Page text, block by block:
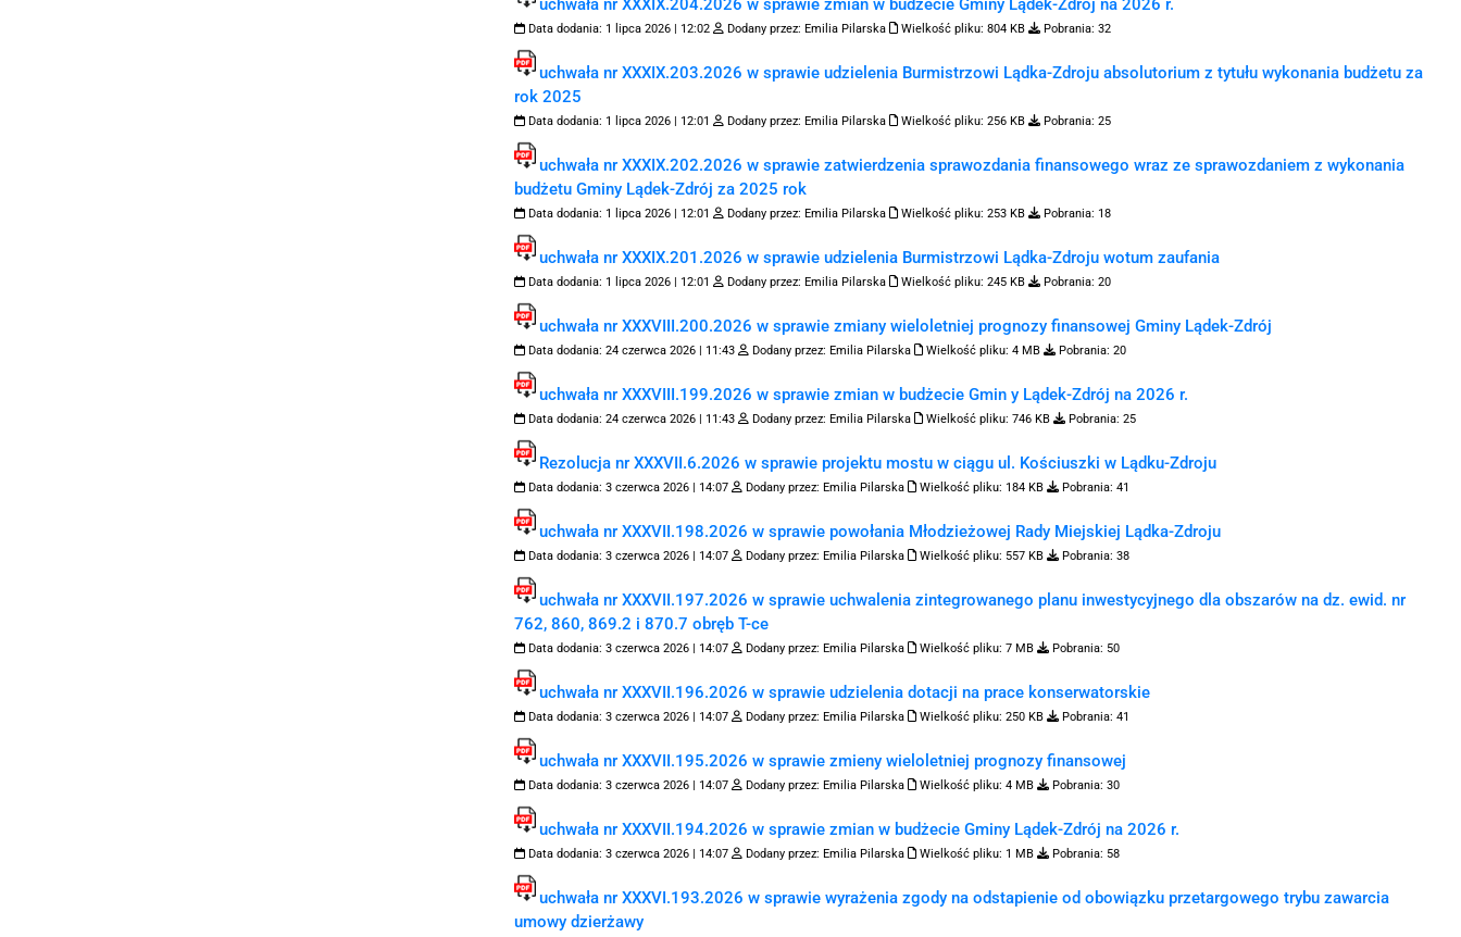
uchwała nr XXXIX.204.2026 w sprawie zmian w budżecie Gminy Lądek-Zdrój na 2026 r.
Data dodania: 1 lipca 2026 | 12:02 Dodany przez: Emilia Pilarska Wielkość pliku: 804 KB Pobrania: 32
uchwała nr XXXIX.203.2026 w sprawie udzielenia Burmistrzowi Lądka-Zdroju absolutorium z tytułu wykonania budżetu za
rok 2025
Data dodania: 1 lipca 2026 | 12:01 Dodany przez: Emilia Pilarska Wielkość pliku: 256 KB Pobrania: 25
uchwała nr XXXIX.202.2026 w sprawie zatwierdzenia sprawozdania finansowego wraz ze sprawozdaniem z wykonania
budżetu Gminy Lądek-Zdrój za 2025 rok
Data dodania: 1 lipca 2026 | 12:01 Dodany przez: Emilia Pilarska Wielkość pliku: 253 KB Pobrania: 18
uchwała nr XXXIX.201.2026 w sprawie udzielenia Burmistrzowi Lądka-Zdroju wotum zaufania
Data dodania: 1 lipca 2026 | 12:01 Dodany przez: Emilia Pilarska Wielkość pliku: 245 KB Pobrania: 20
uchwała nr XXXVIII.200.2026 w sprawie zmiany wieloletniej prognozy finansowej Gminy Lądek-Zdrój
Data dodania: 24 czerwca 2026 | 11:43 Dodany przez: Emilia Pilarska Wielkość pliku: 4 MB Pobrania: 20
uchwała nr XXXVIII.199.2026 w sprawie zmian w budżecie Gmin y Lądek-Zdrój na 2026 r.
Data dodania: 24 czerwca 2026 | 11:43 Dodany przez: Emilia Pilarska Wielkość pliku: 746 KB Pobrania: 25
Rezolucja nr XXXVII.6.2026 w sprawie projektu mostu w ciągu ul. Kościuszki w Lądku-Zdroju
Data dodania: 3 czerwca 2026 | 14:07 Dodany przez: Emilia Pilarska Wielkość pliku: 184 KB Pobrania: 41
uchwała nr XXXVII.198.2026 w sprawie powołania Młodzieżowej Rady Miejskiej Lądka-Zdroju
Data dodania: 3 czerwca 2026 | 14:07 Dodany przez: Emilia Pilarska Wielkość pliku: 557 KB Pobrania: 38
uchwała nr XXXVII.197.2026 w sprawie uchwalenia zintegrowanego planu inwestycyjnego dla obszarów na dz. ewid. nr
762, 860, 869.2 i 870.7 obręb T-ce
Data dodania: 3 czerwca 2026 | 14:07 Dodany przez: Emilia Pilarska Wielkość pliku: 7 MB Pobrania: 50
uchwała nr XXXVII.196.2026 w sprawie udzielenia dotacji na prace konserwatorskie
Data dodania: 3 czerwca 2026 | 14:07 Dodany przez: Emilia Pilarska Wielkość pliku: 250 KB Pobrania: 41
uchwała nr XXXVII.195.2026 w sprawie zmieny wieloletniej prognozy finansowej
Data dodania: 3 czerwca 2026 | 14:07 Dodany przez: Emilia Pilarska Wielkość pliku: 4 MB Pobrania: 30
uchwała nr XXXVII.194.2026 w sprawie zmian w budżecie Gminy Lądek-Zdrój na 2026 r.
Data dodania: 3 czerwca 2026 | 14:07 Dodany przez: Emilia Pilarska Wielkość pliku: 1 MB Pobrania: 58
uchwała nr XXXVI.193.2026 w sprawie wyrażenia zgody na odstapienie od obowiązku przetargowego trybu zawarcia
umowy dzierżawy